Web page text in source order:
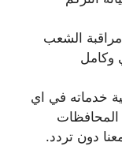
الشعب
وكامل
خدماته في اي
دون تردد.